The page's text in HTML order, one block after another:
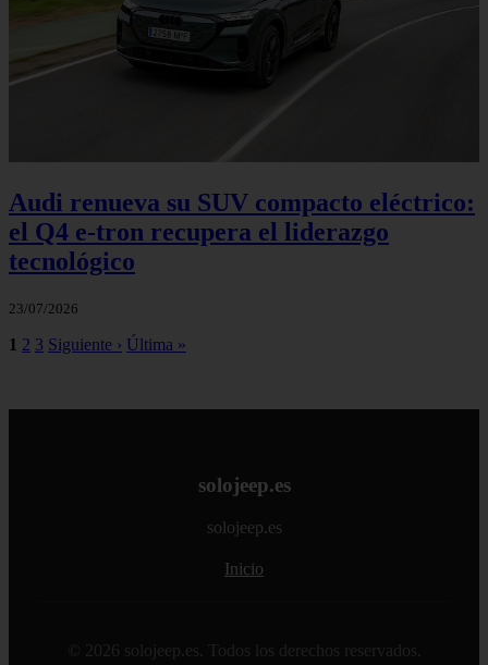
Audi renueva su SUV compacto eléctrico:
el Q4 e‑tron recupera el liderazgo
tecnológico
23/07/2026
1 2 3 Siguiente › Última »
solojeep.es
solojeep.es
Inicio
© 2026 solojeep.es. Todos los derechos reservados.